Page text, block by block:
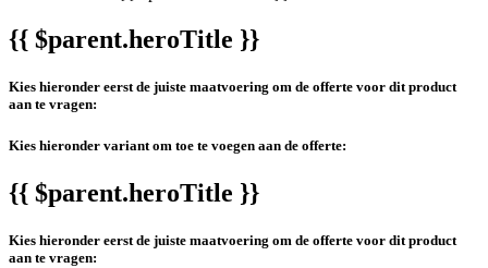
{{ $parent.heroTitle }}
Kies hieronder eerst de juiste maatvoering om de offerte voor dit product
aan te vragen:
Kies hieronder variant om toe te voegen aan de offerte:
{{ $parent.heroTitle }}
Kies hieronder eerst de juiste maatvoering om de offerte voor dit product
aan te vragen: